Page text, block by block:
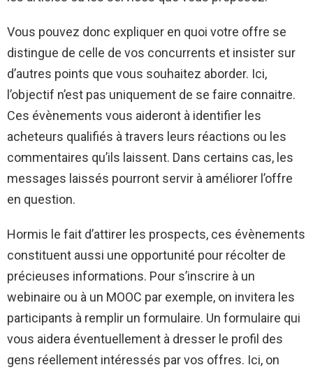
Vous pouvez donc expliquer en quoi votre offre se
distingue de celle de vos concurrents et insister sur
d’autres points que vous souhaitez aborder. Ici,
l’objectif n’est pas uniquement de se faire connaitre.
Ces évènements vous aideront à identifier les
acheteurs qualifiés à travers leurs réactions ou les
commentaires qu’ils laissent. Dans certains cas, les
messages laissés pourront servir à améliorer l’offre
en question.
Hormis le fait d’attirer les prospects, ces évènements
constituent aussi une opportunité pour récolter de
précieuses informations. Pour s’inscrire à un
webinaire ou à un MOOC par exemple, on invitera les
participants à remplir un formulaire. Un formulaire qui
vous aidera éventuellement à dresser le profil des
gens réellement intéressés par vos offres. Ici, on